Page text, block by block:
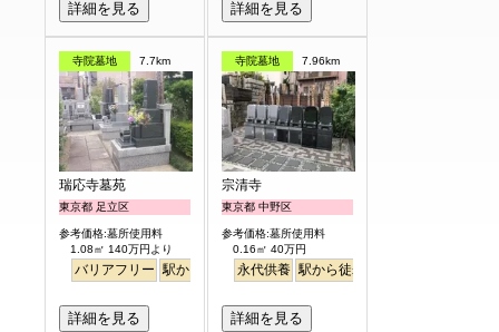
詳細を見る 詳細を見る
寺院墓地 7.7km
瑞応寺墓苑
東京都 足立区
参考価格:墓所使用料
1.08㎡ 140万円より
バリアフリー 駅から徒歩
詳細を見る
寺院墓地 7.96km
宗清寺
東京都 中野区
参考価格:墓所使用料
0.16㎡ 40万円
永代供養 駅から徒歩
詳細を見る